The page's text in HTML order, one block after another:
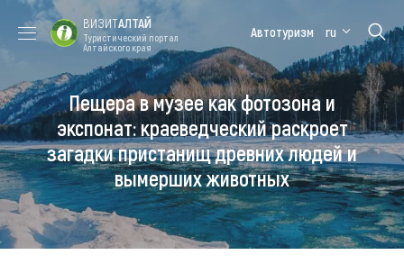
Форум VISIT
ALTAI
Цветение
маральника
Медицинский
форум
Алтайская
зимовка
Туры
Где побывать
Чем заняться
ВИЗИТАЛТАЙ
Туристический портал
Алтайского края
Автотуризм ru
Пещера в музее как фотозона и
экспонат: краеведческий раскроет
загадки пристанищ древних людей и
вымерших животных